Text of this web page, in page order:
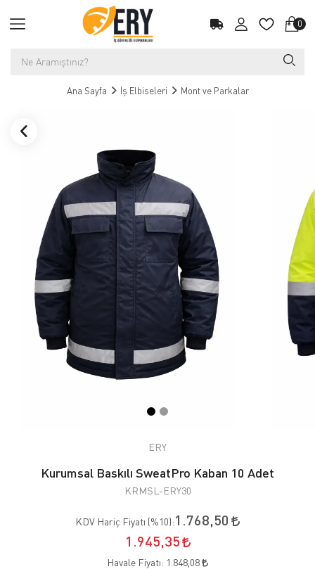
0
Ana Sayfa İş Elbiseleri Mont ve Parkalar
ERY
Kurumsal Baskılı SweatPro Kaban 10 Adet
KRMSL-ERY30
KDV Hariç Fiyatı (%10):1.768,50
1.945,35
Havale Fiyatı: 1.848,08